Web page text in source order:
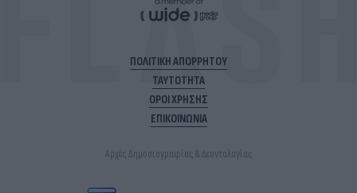
ΠΟΛΙΤΙΚΗ ΑΠΟΡΡΗΤΟΥ
ΤΑΥΤΟΤΗΤΑ
ΟΡΟΙ ΧΡΗΣΗΣ
ΕΠΙΚΟΙΝΩΝΙΑ
Αρχές Δημοσιογραφίας & Δεοντολογίας